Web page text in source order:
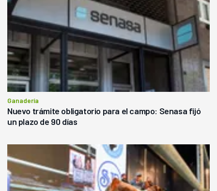
Ganadería
Nuevo trámite obligatorio para el campo: Senasa fijó
un plazo de 90 días